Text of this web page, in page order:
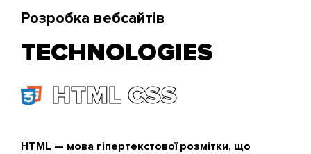
Розробка вебсайтів
TECHNOLOGIES
HTML СSS
HTML — мова гіпертекстової розмітки, що